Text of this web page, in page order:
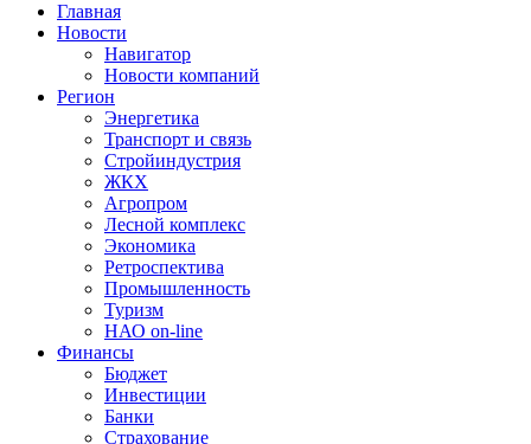
Главная
Новости
Навигатор
Новости компаний
Регион
Энергетика
Транспорт и связь
Стройиндустрия
ЖКХ
Агропром
Лесной комплекс
Экономика
Ретроспектива
Промышленность
Туризм
НАО on-line
Финансы
Бюджет
Инвестиции
Банки
Страхование